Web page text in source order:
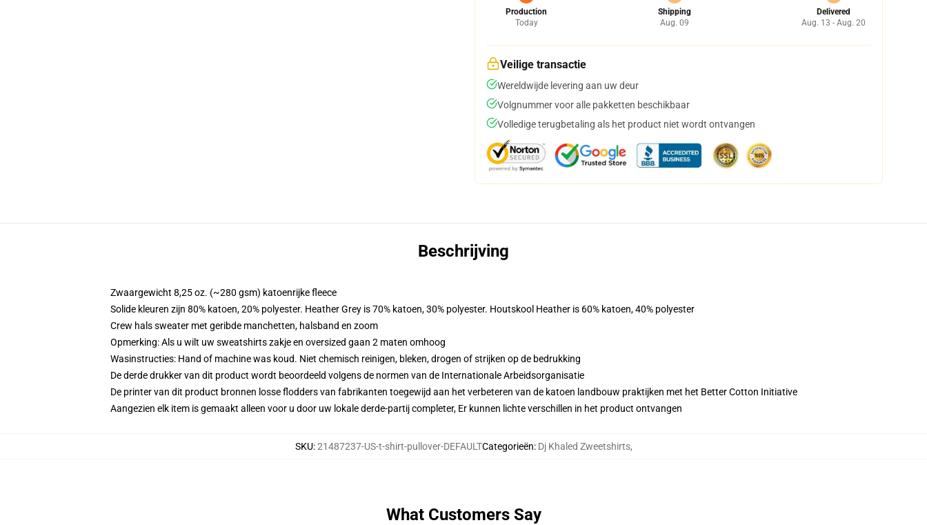
Production
Today
Shipping
Aug. 09
Delivered
Aug. 13 - Aug. 20
Veilige transactie
Wereldwijde levering aan uw deur
Volgnummer voor alle pakketten beschikbaar
Volledige terugbetaling als het product niet wordt ontvangen
Beschrijving
Zwaargewicht 8,25 oz. (~280 gsm) katoenrijke fleece
Solide kleuren zijn 80% katoen, 20% polyester. Heather Grey is 70% katoen, 30% polyester. Houtskool Heather is 60% katoen, 40% polyester
Crew hals sweater met geribde manchetten, halsband en zoom
Opmerking: Als u wilt uw sweatshirts zakje en oversized gaan 2 maten omhoog
Wasinstructies: Hand of machine was koud. Niet chemisch reinigen, bleken, drogen of strijken op de bedrukking
De derde drukker van dit product wordt beoordeeld volgens de normen van de Internationale Arbeidsorganisatie
De printer van dit product bronnen losse flodders van fabrikanten toegewijd aan het verbeteren van de katoen landbouw praktijken met het Better Cotton Initiative
Aangezien elk item is gemaakt alleen voor u door uw lokale derde-partij completer, Er kunnen lichte verschillen in het product ontvangen
SKU:21487237-US-t-shirt-pullover-DEFAULTCategorieën: Dj Khaled Zweetshirts,
What Customers Say